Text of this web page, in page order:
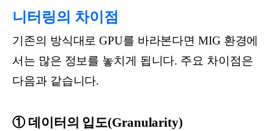
니터링의 차이점
기존의 방식대로 GPU를 바라본다면 MIG 환경에
서는 많은 정보를 놓치게 됩니다. 주요 차이점은
다음과 같습니다.
① 데이터의 입도(Granularity)